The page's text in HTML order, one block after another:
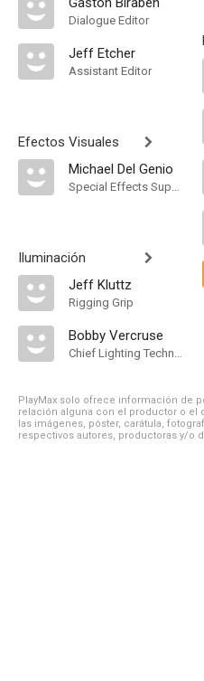
Dialogue Editor
Jeff Etcher
Assistant Editor
Efectos Visuales
Michael Del Genio
Special Effects Supervisor
Iluminación
Jeff Kluttz
Rigging Grip
Bobby Vercruse
Chief Lighting Technician
PlayMax solo ofrece información de
relación alguna con el productor o el
las imágenes, póster, carátula,
respectivos autores, productoras y/o